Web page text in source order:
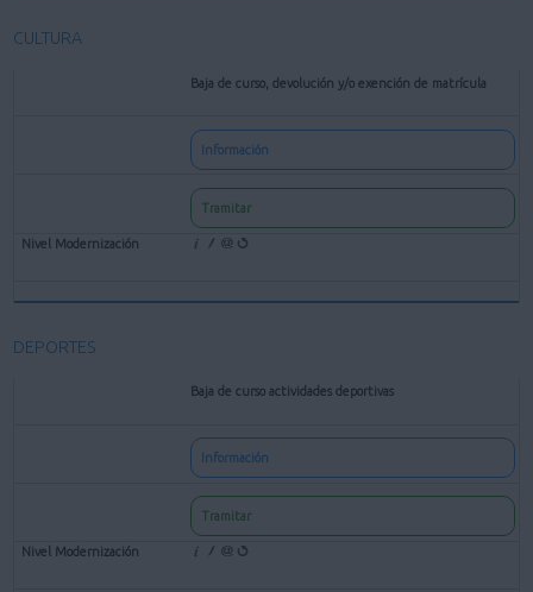
CULTURA
Baja de curso, devolución y/o exención de matrícula
Información
Tramitar
DEPORTES
Baja de curso actividades deportivas
Información
Tramitar